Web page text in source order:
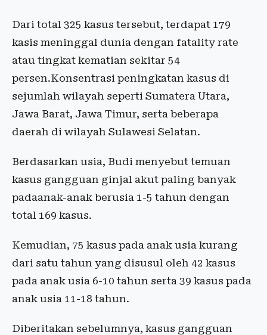
Dari total 325 kasus tersebut, terdapat 179
kasis meninggal dunia dengan fatality rate
atau tingkat kematian sekitar 54
persen.Konsentrasi peningkatan kasus di
sejumlah wilayah seperti Sumatera Utara,
Jawa Barat, Jawa Timur, serta beberapa
daerah di wilayah Sulawesi Selatan.
Berdasarkan usia, Budi menyebut temuan
kasus gangguan ginjal akut paling banyak
padaanak-anak berusia 1-5 tahun dengan
total 169 kasus.
Kemudian, 75 kasus pada anak usia kurang
dari satu tahun yang disusul oleh 42 kasus
pada anak usia 6-10 tahun serta 39 kasus pada
anak usia 11-18 tahun.
Diberitakan sebelumnya, kasus gangguan